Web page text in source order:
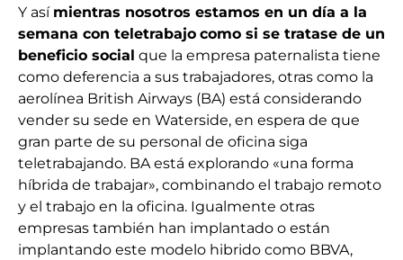
Y así mientras nosotros estamos en un día a la
semana con teletrabajo como si se tratase de un
beneficio social que la empresa paternalista tiene
como deferencia a sus trabajadores, otras como la
aerolínea British Airways (BA) está considerando
vender su sede en Waterside, en espera de que
gran parte de su personal de oficina siga
teletrabajando. BA está explorando «una forma
híbrida de trabajar», combinando el trabajo remoto
y el trabajo en la oficina. Igualmente otras
empresas también han implantado o están
implantando este modelo hibrido como BBVA,